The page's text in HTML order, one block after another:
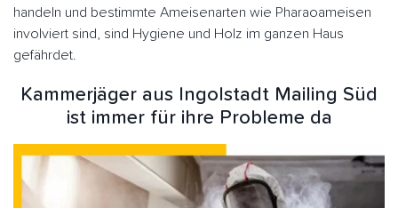
handeln und bestimmte Ameisenarten wie Pharaoameisen
involviert sind, sind Hygiene und Holz im ganzen Haus
gefährdet.
Kammerjäger aus Ingolstadt Mailing Süd
ist immer für ihre Probleme da